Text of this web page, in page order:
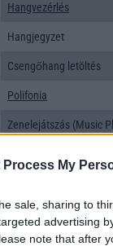
Process My
sale, sharing to
advertising
note that after
Hangvezérlés
Hangjegyzet
Csengőhang letöltés
Polifonia
Zenelejátszás (Music
Max. kamera
kamera esetén)